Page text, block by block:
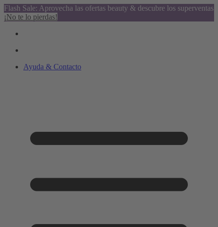
Flash Sale: Aprovecha las ofertas beauty & descubre los superventas
¡No te lo pierdas!
Ayuda & Contacto